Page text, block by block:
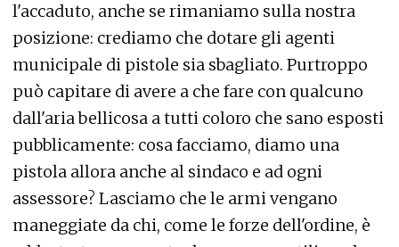
l'accaduto, anche se rimaniamo sulla nostra
posizione: crediamo che dotare gli agenti
municipale di pistole sia sbagliato. Purtroppo
può capitare di avere a che fare con qualcuno
dall'aria bellicosa a tutti coloro che sano esposti
pubblicamente: cosa facciamo, diamo una
pistola allora anche al sindaco e ad ogni
assessore? Lasciamo che le armi vengano
maneggiate da chi, come le forze dell'ordine, è